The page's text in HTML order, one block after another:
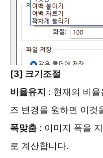
[3] 크기조절
비율유지 : 현재의 비
즈 변경을 원하면 이것
폭맞춤 : 이미지 폭을
로 계산합니다.